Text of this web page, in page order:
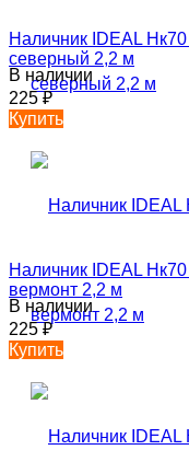
Наличник IDEAL
северный 2,2 м
В наличии
225₽
Купить
Наличник IDEAL
вермонт 2,2 м
В наличии
225₽
Купить